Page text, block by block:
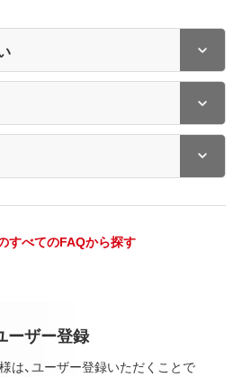
すべてのFAQから探す
ーザー登録
は、ユーザー登録いただくことで